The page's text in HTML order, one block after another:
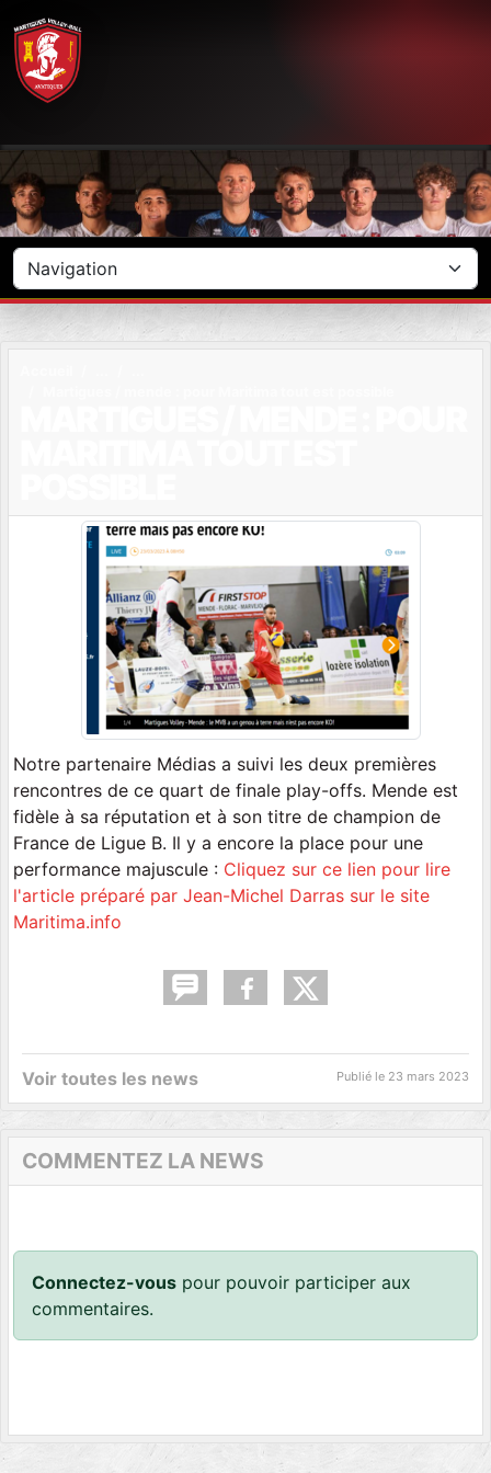
Notre partenaire Médias a suivi les deux premières
rencontres de ce quart de finale play-offs. Mende est
fidèle à sa réputation et à son titre de champion de
France de Ligue B. Il y a encore la place pour une
performance majuscule : Cliquez sur ce lien pour lire
l'article préparé par Jean-Michel Darras sur le site
Maritima.info
Voir toutes les news Publié le 23 mars 2023
COMMENTEZ LA NEWS
Connectez-vous pour pouvoir participer aux
commentaires.
Panneau de gestion des cookies